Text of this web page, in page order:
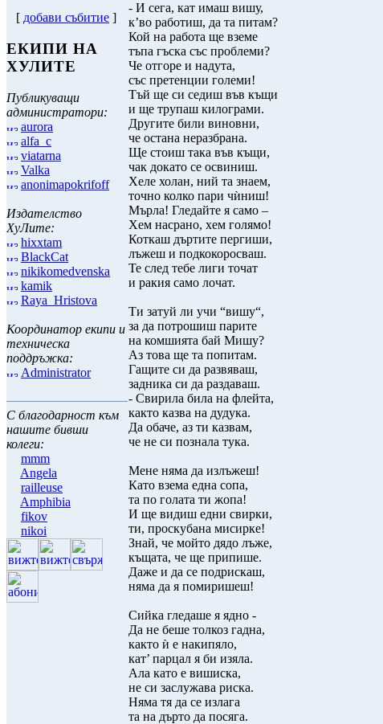
[ добави събитие ]
ЕКИПИ НА
ХУЛИТЕ
Публикуващи
администратори:
aurora
alfa_c
viatarna
Valka
anonimapokrifoff
Издателство
ХуЛите:
hixxtam
BlackCat
nikikomedvenska
kamik
Raya_Hristova
Координатор екипи и
техническа
поддръжка:
Administrator
С благодарност към
нашите бивши
колеги:
mmm
Angela
railleuse
Amphibia
fikov
nikoi
- И сега, кат имаш вишу,
к’во работиш, да та питам?
Кой на работа ще вземе
тъпа гъска със проблеми?
Че отгоре и надута,
със претенции големи!
Тъй ще си седиш във къщи
и ще трупаш килограми.
Другите били виновни,
че остана неразбрана.
Ще стоиш така във къщи,
чак докато се освиниш.
Хеле холан, ний та знаем,
точно колко пари чѝниш!
Мърла! Гледайте я само –
Хем насрано, хем голямо!
Коткаш дъртите пергиши,
лъжеш и подкокоросваш.
Те след тебе лиги точат
и ракия само лочат.
Ти затуй ли учи “вишу“,
за да потрошиш парите
на комшията бай Мишу?
Аз това ще та попитам.
Гащите си да развяваш,
задника си да раздаваш.
- Свирила била на флейта,
както казва на дудука.
Да обаче, аз ти казвам,
че не си познала тука.
Мене няма да излъжеш!
Като взема една сопа,
та по голата ти жопа!
И ще видиш едни свирки,
ти, проскубана мисирке!
Знай, че мойто дядо лъже,
къщата, че ще припише.
Даже и да се подрискаш,
няма да я помиришеш!
Сийка гледаше я ядно -
Да не беше толкоз гадна,
както ѝ е накипяло,
кат’ парцал я би изяла.
Ала като е вишиска,
не си заслужава риска.
Няма тя да се излага
та на дърто да посяга.